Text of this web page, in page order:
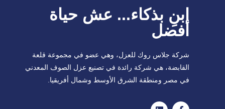
ابنِ بذكاء... عش حياة
أفضل
شركة جلاس روك للعزل، وهي عضو في مجموعة قلعة
القابضة، هي شركة رائدة في تصنيع عزل الصوف المعدني
في مصر ومنطقة الشرق الأوسط وشمال أفريقيا.